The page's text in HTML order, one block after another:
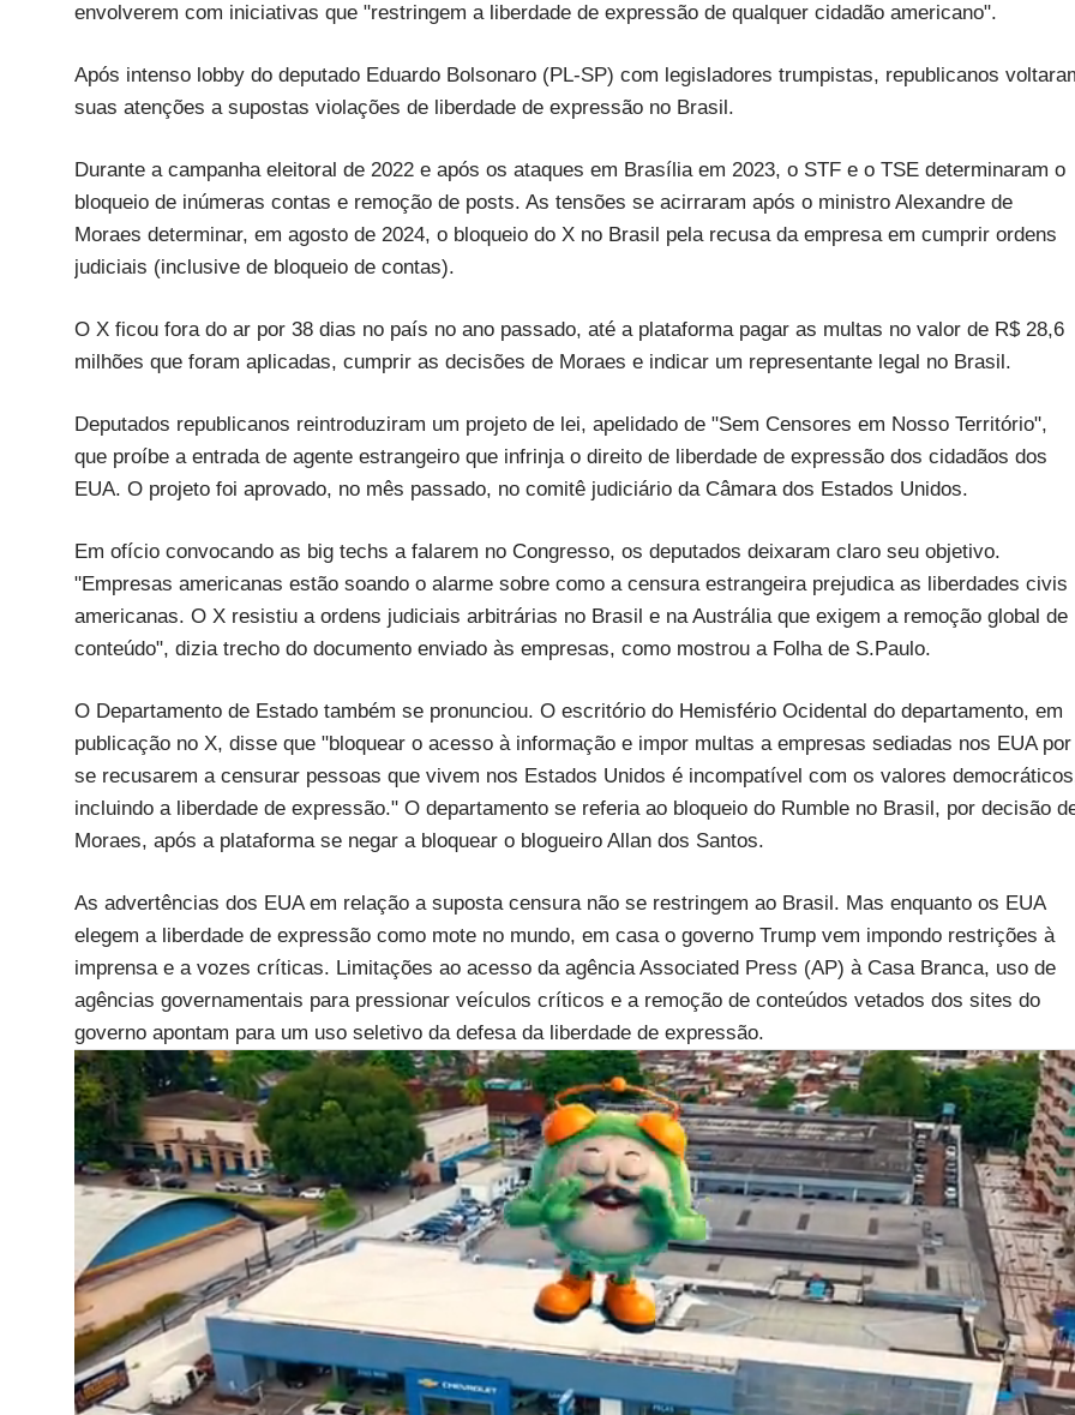
envolverem com iniciativas que "restringem a liberdade de expressão de qualquer cidadão americano".
Após intenso lobby do deputado Eduardo Bolsonaro (PL-SP) com legisladores trumpistas, republicanos
suas atenções a supostas violações de liberdade de expressão no Brasil.
Durante a campanha eleitoral de 2022 e após os ataques em Brasília em 2023, o STF e o TSE determinaram o
bloqueio de inúmeras contas e remoção de posts. As tensões se acirraram após o ministro Alexandre de
Moraes determinar, em agosto de 2024, o bloqueio do X no Brasil pela recusa da empresa em cumprir ordens
judiciais (inclusive de bloqueio de contas).
O X ficou fora do ar por 38 dias no país no ano passado, até a plataforma pagar as multas no valor de R$ 28,6
milhões que foram aplicadas, cumprir as decisões de Moraes e indicar um representante legal no Brasil.
Deputados republicanos reintroduziram um projeto de lei, apelidado de "Sem Censores em Nosso Território",
que proíbe a entrada de agente estrangeiro que infrinja o direito de liberdade de expressão dos cidadãos dos
EUA. O projeto foi aprovado, no mês passado, no comitê judiciário da Câmara dos Estados Unidos.
Em ofício convocando as big techs a falarem no Congresso, os deputados deixaram claro seu objetivo.
"Empresas americanas estão soando o alarme sobre como a censura estrangeira prejudica as liberdades civis
americanas. O X resistiu a ordens judiciais arbitrárias no Brasil e na Austrália que exigem a remoção global de
conteúdo", dizia trecho do documento enviado às empresas, como mostrou a Folha de S.Paulo.
O Departamento de Estado também se pronunciou. O escritório do Hemisfério Ocidental do departamento, em
publicação no X, disse que "bloquear o acesso à informação e impor multas a empresas sediadas nos EUA por
se recusarem a censurar pessoas que vivem nos Estados Unidos é incompatível com os valores
incluindo a liberdade de expressão." O departamento se referia ao bloqueio do Rumble no Brasil, por decisão
Moraes, após a plataforma se negar a bloquear o blogueiro Allan dos Santos.
As advertências dos EUA em relação a suposta censura não se restringem ao Brasil. Mas enquanto os EUA
elegem a liberdade de expressão como mote no mundo, em casa o governo Trump vem impondo restrições à
imprensa e a vozes críticas. Limitações ao acesso da agência Associated Press (AP) à Casa Branca, uso de
agências governamentais para pressionar veículos críticos e a remoção de conteúdos vetados dos sites do
governo apontam para um uso seletivo da defesa da liberdade de expressão.